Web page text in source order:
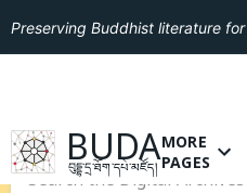
Preserving Buddhist literature
GO TO
BUDA
བུདྡྷ་དྲ་ཐོག་དཔེ་མཛོད།
OPEN
MORE
PAGES